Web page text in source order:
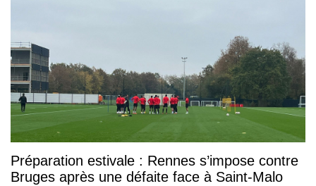
Préparation estivale : Rennes s’impose contre
Bruges après une défaite face à Saint-Malo